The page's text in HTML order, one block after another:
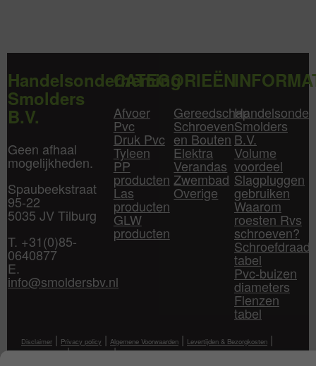
Handelsonderneming
Smolders
B.V.
Geen afhaal
mogelijkheden.
Spaubeekstraat
95-22
5035 JV Tilburg
T. +31(0)85-
0640877
E.
info@smoldersbv.nl
CATEGORIEËN
Afvoer
Pvc
Druk Pvc
Tyleen
PP
producten
Las
producten
GLW
producten
Gereedschap
Schroeven
en Bouten
Elektra
Verandas
Zwembad
Overige
Smolders
B.V.
Volume
voordeel
Slagpluggen
gebruiken
Waarom
roesten Rvs
schroeven?
Schroefdraad
tabel
Pvc-buizen
diameters
Flenzen
tabel
Disclaimer | Privacy policy | Algemene Voorwaarden | Levertijden & Bezorgkosten |
Klantenservice|Mijn Account|Contact